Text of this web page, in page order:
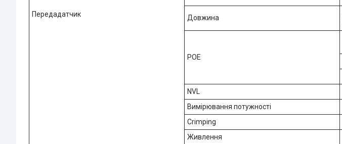
Передадатчик Довжина
POE
NVL
Вимірювання потужності
Crimping
Живлення